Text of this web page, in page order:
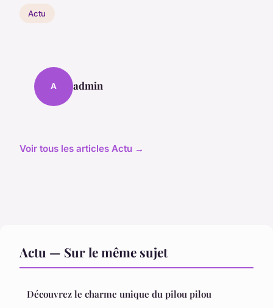
Actu
A admin
Voir tous les articles Actu →
Actu — Sur le même sujet
Découvrez le charme unique du pilou pilou